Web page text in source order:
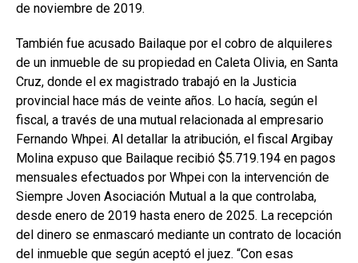
de noviembre de 2019.
También fue acusado Bailaque por el cobro de alquileres
de un inmueble de su propiedad en Caleta Olivia, en Santa
Cruz, donde el ex magistrado trabajó en la Justicia
provincial hace más de veinte años. Lo hacía, según el
fiscal, a través de una mutual relacionada al empresario
Fernando Whpei. Al detallar la atribución, el fiscal Argibay
Molina expuso que Bailaque recibió $5.719.194 en pagos
mensuales efectuados por Whpei con la intervención de
Siempre Joven Asociación Mutual a la que controlaba,
desde enero de 2019 hasta enero de 2025. La recepción
del dinero se enmascaró mediante un contrato de locación
del inmueble que según aceptó el juez. “Con esas